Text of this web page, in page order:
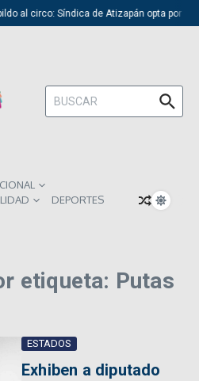
al circo: Síndica de Atizapán opta por
Buscar:
DEPORTES
etiqueta: Putas
ESTADOS
Exhiben a diputado